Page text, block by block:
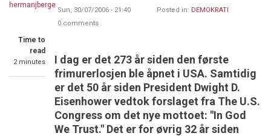
hermanjberge
Time to
read
2 minutes
Sun, 30/07/2006 - 21:40 Posted in: DEMOKRATI
0 comments
I dag er det 273 år siden den første
frimurerlosjen ble åpnet i USA. Samtidig
er det 50 år siden President Dwight D.
Eisenhower vedtok forslaget fra The U.S.
Congress om det nye mottoet: "In God
We Trust." Det er for øvrig 32 år siden